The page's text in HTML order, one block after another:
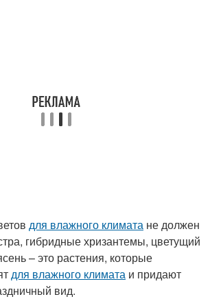
для влажного климата не должен
гибридные хризантемы, цветущий
– это растения, которые
для влажного климата и придают
вид.